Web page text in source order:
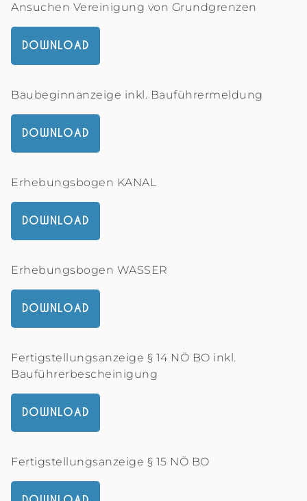
Ansuchen Vereinigung von Grundgrenzen
DOWNLOAD
Baubeginnanzeige inkl. Bauführermeldung
DOWNLOAD
Erhebungsbogen KANAL
DOWNLOAD
Erhebungsbogen WASSER
DOWNLOAD
Fertigstellungsanzeige § 14 NÖ BO inkl.
Bauführerbescheinigung
DOWNLOAD
Fertigstellungsanzeige § 15 NÖ BO